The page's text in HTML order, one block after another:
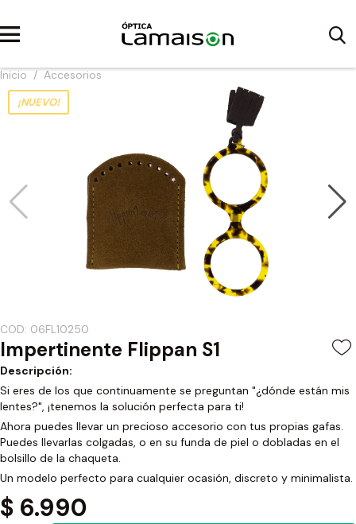
Inicio / Accesorios
¡NUEVO!
COD: 06FL10250
Impertinente Flippan S1
Descripción:
Si eres de los que continuamente se preguntan "¿dónde están mis
lentes?", ¡tenemos la solución perfecta para ti!
Ahora puedes llevar un precioso accesorio con tus propias gafas.
Puedes llevarlas colgadas, o en su funda de piel o dobladas en el
bolsillo de la chaqueta.
Un modelo perfecto para cualquier ocasión, discreto y minimalista.
$ 6.990